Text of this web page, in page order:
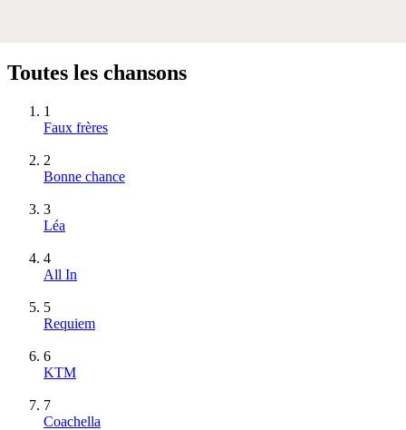
Toutes les chansons
1
Faux frères
2
Bonne chance
3
Léa
4
All In
5
Requiem
6
KTM
7
Coachella